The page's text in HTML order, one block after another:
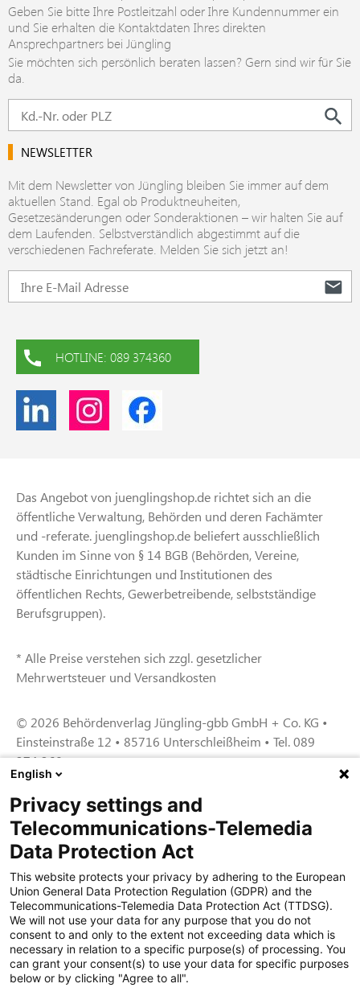
Geben Sie bitte Ihre Postleitzahl oder Ihre Kundennummer ein
und Sie erhalten die Kontaktdaten Ihres direkten
Ansprechpartners bei Jüngling
Sie möchten sich persönlich beraten lassen? Gern sind wir für Sie
da.
NEWSLETTER
Mit dem Newsletter von Jüngling bleiben Sie immer auf dem
aktuellen Stand. Egal ob Produktneuheiten,
Gesetzesänderungen oder Sonderaktionen – wir halten Sie auf
dem Laufenden. Selbstverständlich abgestimmt auf die
verschiedenen Fachreferate. Melden Sie sich jetzt an!
HOTLINE: 089 374360
Das Angebot von juenglingshop.de richtet sich an die
öffentliche Verwaltung, Behörden und deren Fachämter
und -referate. juenglingshop.de beliefert ausschließlich
Kunden im Sinne von § 14 BGB (Behörden, Vereine,
städtische Einrichtungen und Institutionen des
öffentlichen Rechts, Gewerbetreibende, selbstständige
Berufsgruppen).
* Alle Preise verstehen sich zzgl. gesetzlicher
Mehrwertsteuer und Versandkosten
© 2026 Behördenverlag Jüngling-gbb GmbH + Co. KG •
Einsteinstraße 12 • 85716 Unterschleißheim • Tel. 089
374 360
Zertifiziert für das Sicherheitsmanagem
entsystem unter TU4® durch TÜViT Essen
Zertifiziert für das QM-System nach DIN EN
ISO 9001: 2015, Reg.-Nr. 44 100 091350
durch TÜV NORD CERT
Zertifiziert für Sicherheits- und
English
Privacy settings and
Telecommunications-Telemedia
Data Protection Act
This website protects your privacy by adhering to the European
Union General Data Protection Regulation (GDPR) and the
Telecommunications-Telemedia Data Protection Act (TTDSG).
We will not use your data for any purpose that you do not
consent to and only to the extent not exceeding data which is
necessary in relation to a specific purpose(s) of processing. You
can grant your consent(s) to use your data for specific purposes
below or by clicking "Agree to all".